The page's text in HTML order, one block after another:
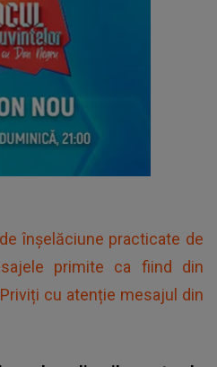
înșelăciune practicate de
primite ca fiind din
cu atenție mesajul din